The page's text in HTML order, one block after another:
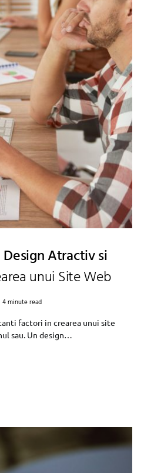
Atractiv si
unui Site Web
4 minute read
factori in crearea unui site
sau. Un design…